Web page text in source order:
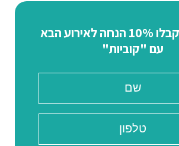
צרו קשר וקבלו 10% הנחה לאירוע הבא
עם "קוביות"